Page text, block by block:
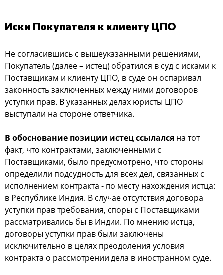
Иски Покупателя к клиенту ЦПО
Не согласившись с вышеуказанными решениями,
Покупатель (далее – истец) обратился в суд с исками к
Поставщикам и клиенту ЦПО, в суде он оспаривал
законность заключенных между ними договоров
уступки прав. В указанных делах юристы ЦПО
выступали на стороне ответчика.
В обоснование позиции истец ссылался на тот
факт, что контрактами, заключенными с
Поставщиками, было предусмотрено, что стороны
определили подсудность для всех дел, связанных с
исполнением контракта - по месту нахождения истца:
в Республике Индия. В случае отсутствия договора
уступки прав требования, споры с Поставщиками
рассматривались бы в Индии. По мнению истца,
договоры уступки прав были заключены
исключительно в целях преодоления условия
контракта о рассмотрении дела в иностранном суде.